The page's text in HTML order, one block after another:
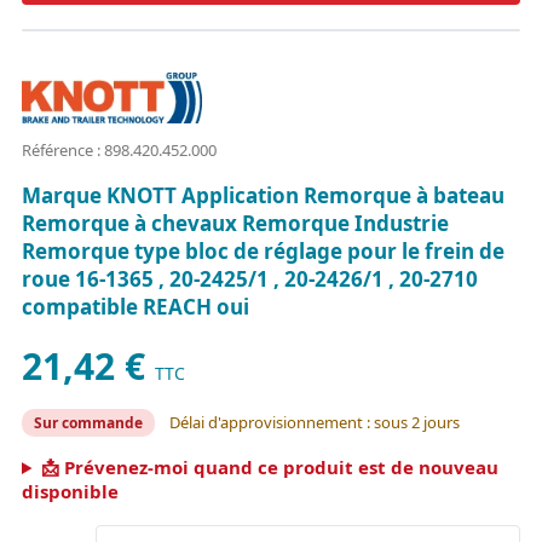
Référence : 898.420.452.000
Marque KNOTT Application Remorque à bateau
Remorque à chevaux Remorque Industrie
Remorque type bloc de réglage pour le frein de
roue 16-1365 , 20-2425/1 , 20-2426/1 , 20-2710
compatible REACH oui
21,42 € TTC
Sur commande Délai d'approvisionnement : sous 2 jours
📩 Prévenez-moi quand ce produit est de nouveau
disponible